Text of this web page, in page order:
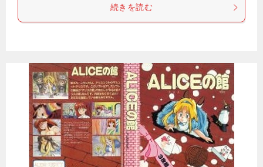
続きを読む